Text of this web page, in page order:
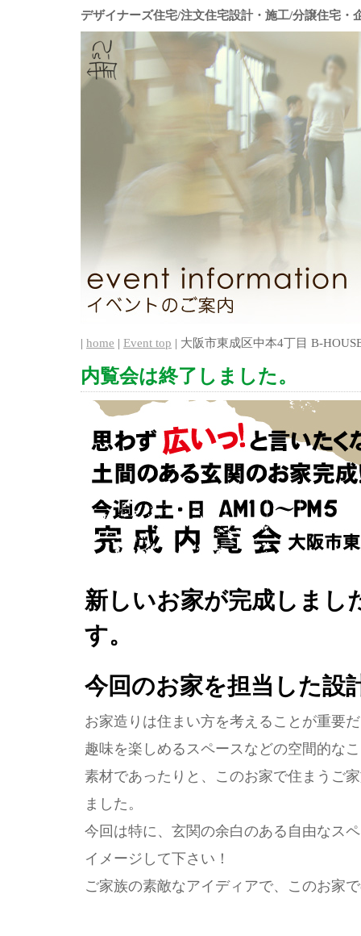
デザイナーズ住宅/注文住宅設計・施工/分譲住宅・
| home | Event top | 大阪市東成区中本4丁目 B-
内覧会は終了しました。
新しいお家が完成しまし
す。
今回のお家を担当した設
お家造りは住まい方を考えることが重要
趣味を楽しめるスペースなどの空間的な
素材であったりと、このお家で住まうご
ました。
今回は特に、玄関の余白のある自由なス
イメージして下さい！
ご家族の素敵なアイディアで、このお家